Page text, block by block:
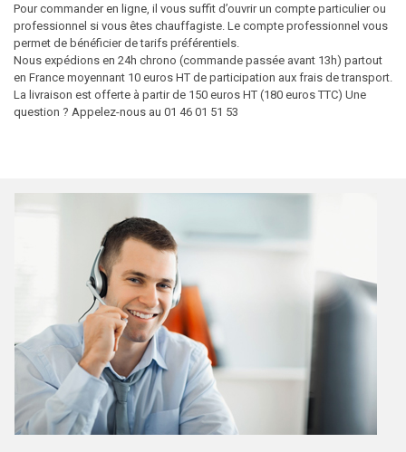
Pour commander en ligne, il vous suffit d’ouvrir un compte particulier ou
professionnel si vous êtes chauffagiste. Le compte professionnel vous
permet de bénéficier de tarifs préférentiels.
Nous expédions en 24h chrono (commande passée avant 13h) partout
en France moyennant 10 euros HT de participation aux frais de transport.
La livraison est offerte à partir de 150 euros HT (180 euros TTC) Une
question ? Appelez-nous au 01 46 01 51 53